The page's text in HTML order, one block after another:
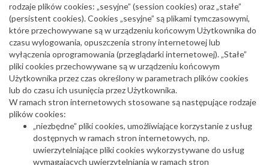
rodzaje plików cookies: „sesyjne” (session cookies) oraz „stałe”
(persistent cookies). Cookies „sesyjne” są plikami tymczasowymi,
które przechowywane są w urządzeniu końcowym Użytkownika do
czasu wylogowania, opuszczenia strony internetowej lub
wyłączenia oprogramowania (przeglądarki internetowej). „Stałe”
pliki cookies przechowywane są w urządzeniu końcowym
Użytkownika przez czas określony w parametrach plików cookies
lub do czasu ich usunięcia przez Użytkownika.
W ramach stron internetowych stosowane są następujące rodzaje
plików cookies:
„niezbędne” pliki cookies, umożliwiające korzystanie z usług
dostępnych w ramach stron internetowych, np.
uwierzytelniające pliki cookies wykorzystywane do usług
wymagających uwierzytelniania w ramach stron